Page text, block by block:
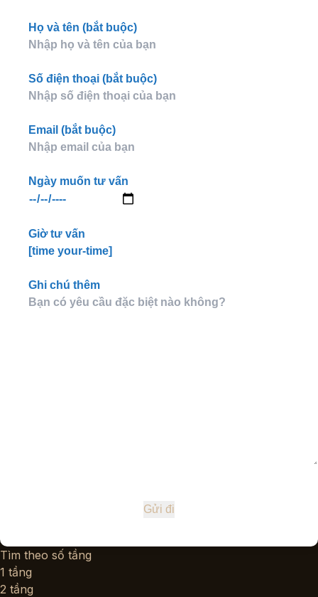
Họ và tên (bắt buộc)
Số điện thoại (bắt buộc)
Email (bắt buộc)
Ngày muốn tư vấn
Giờ tư vấn
[time your-time]
Ghi chú thêm
Tìm theo số tầng
1 tầng
2 tầng